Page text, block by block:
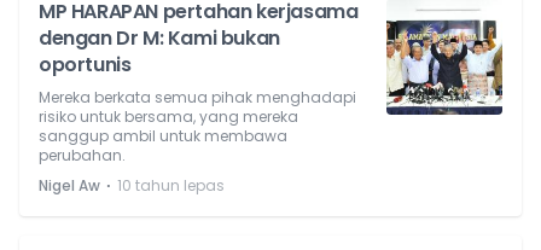
MP HARAPAN pertahan kerjasama
dengan Dr M: Kami bukan
oportunis
Mereka berkata semua pihak menghadapi
risiko untuk bersama, yang mereka
sanggup ambil untuk membawa
perubahan.
Nigel Aw ⋅ 10 tahun lepas